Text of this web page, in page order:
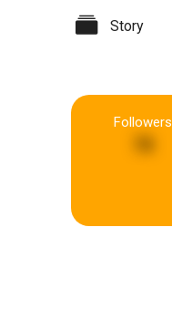
Story
Followers